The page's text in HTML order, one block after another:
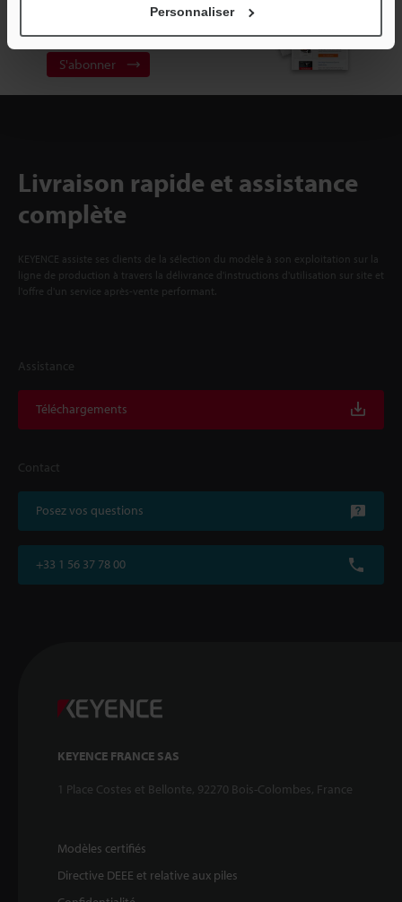
Personnaliser
Abonnement à la lettre
d'information
S'abonner
Livraison rapide et assistance
complète
KEYENCE assiste ses clients de la sélection du modèle à son exploitation sur la
ligne de production à travers la délivrance d'instructions d'utilisation sur site et
l'offre d'un service après-vente performant.
Assistance
Téléchargements
Contact
Posez vos questions
+33 1 56 37 78 00
KEYENCE FRANCE SAS
1 Place Costes et Bellonte, 92270 Bois-Colombes, France
Modèles certifiés
Directive DEEE et relative aux piles